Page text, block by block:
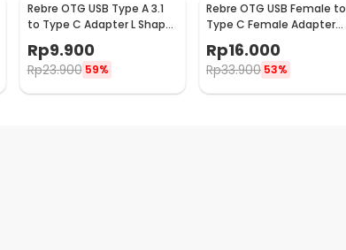
Rebre OTG USB Type A 3.1
to Type C Adapter L Shape
Rp9.900
Rp23.900 59%
Rebre OTG USB Female to
Type C Female Adapter
Converter 10Gbps 120W -
RB17
Rp16.000
Rp33.900 53%